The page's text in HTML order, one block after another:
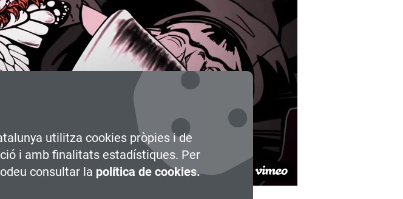
utilitza cookies pròpies i de
i amb finalitats estadístiques. Per
consultar la política de cookies.